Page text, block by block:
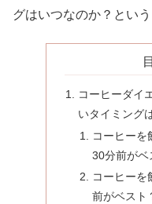
グはいつなのか？とい
コーヒーダイ
いタイミング
コーヒーを
30分前がベ
コーヒーを
前がベスト